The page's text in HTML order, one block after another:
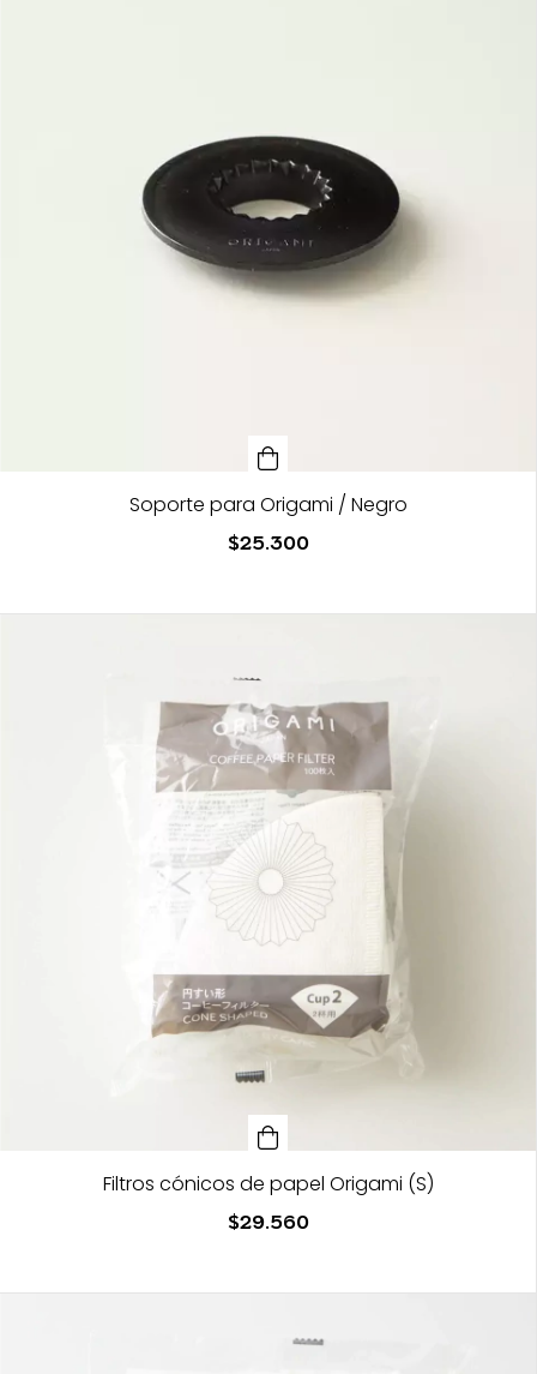
Soporte para Origami / Negro
$25.300
Filtros cónicos de papel Origami (S)
$29.560